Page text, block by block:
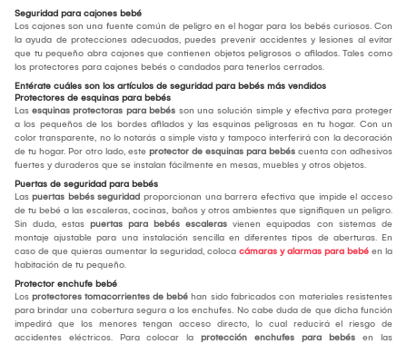
Seguridad para cajones bebé
Los cajones son una fuente común de peligro en el hogar para los bebés curiosos. Con
la ayuda de protecciones adecuadas, puedes prevenir accidentes y lesiones al evitar
que tu pequeño abra cajones que contienen objetos peligrosos o afilados. Tales como
los protectores para cajones bebés o candados para tenerlos cerrados.
Entérate cuáles son los artículos de seguridad para bebés más vendidos
Protectores de esquinas para bebés
Las esquinas protectoras para bebés son una solución simple y efectiva para proteger
a los pequeños de los bordes afilados y las esquinas peligrosas en tu hogar. Con un
color transparente, no lo notarás a simple vista y tampoco interferirá con la decoración
de tu hogar. Por otro lado, este protector de esquinas para bebés cuenta con adhesivos
fuertes y duraderos que se instalan fácilmente en mesas, muebles y otros objetos.
Puertas de seguridad para bebés
Las puertas bebés seguridad proporcionan una barrera efectiva que impide el acceso
de tu bebé a las escaleras, cocinas, baños y otros ambientes que signifiquen un peligro.
Sin duda, estas puertas para bebés escaleras vienen equipadas con sistemas de
montaje ajustable para una instalación sencilla en diferentes tipos de aberturas. En
caso de que quieras aumentar la seguridad, coloca cámaras y alarmas para bebé en la
habitación de tu pequeño.
Protector enchufe bebé
Los protectores tomacorrientes de bebé han sido fabricados con materiales resistentes
para brindar una cobertura segura a los enchufes. No cabe duda de que dicha función
impedirá que los menores tengan acceso directo, lo cual reducirá el riesgo de
accidentes eléctricos. Para colocar la protección enchufes para bebés en las